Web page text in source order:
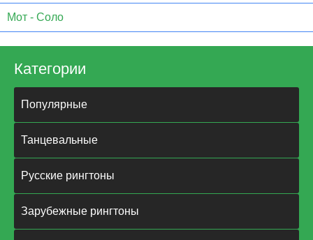
Мот - Соло
Категории
Популярные
Танцевальные
Русские рингтоны
Зарубежные рингтоны